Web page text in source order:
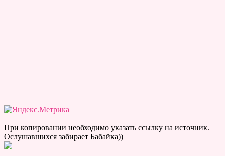
При копировании необходимо указать ссылку на источник.
Ослушавшихся забирает Бабайка))